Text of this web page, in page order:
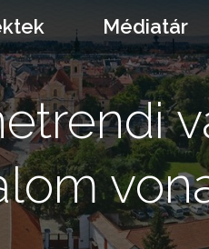
Médiatár